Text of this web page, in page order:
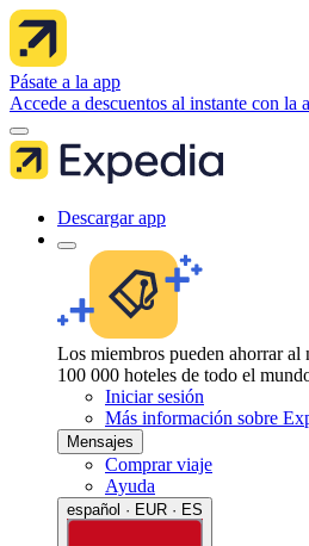
Pásate a la app
Accede a descuentos al instante con la
Descargar app
Los miembros pueden ahorrar al
100 000 hoteles de todo el
Iniciar sesión
Más información sobre
Mensajes
Comprar viaje
Ayuda
español · EUR · ES